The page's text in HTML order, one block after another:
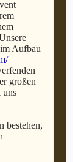
Aufbau
großen
uns
bestehen,